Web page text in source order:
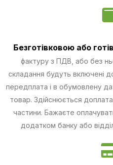
Безготівковою або
фактуру з ПДВ, або без
складання будуть включені
передплата і в обумовлену
товар. Здійснюється
частини. Бажаєте
додатком банку або